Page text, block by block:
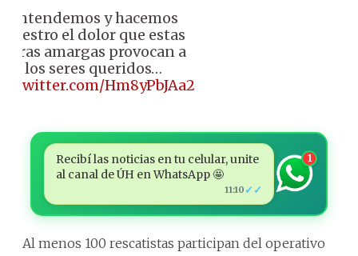
Entendemos y hacemos
nuestro el dolor que estas
horas amargas provocan a
los seres queridos…
Hm8yPbJAa2
Recibí las noticias en tu celular, unite
al canal de ÚH en WhatsApp 🤩
11:10 ✓✓
1
Al menos 100 rescatistas participan del operativo